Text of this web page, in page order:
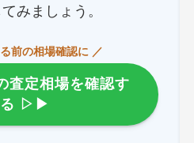
みましょう。
前の相場確認に ／
査定相場を確認す
る ▷▶